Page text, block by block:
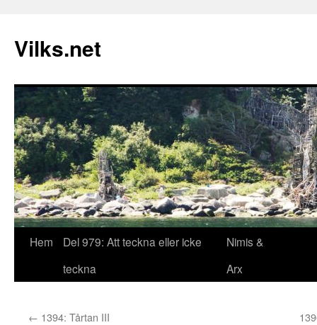
Vilks.net
Hoppa
Hem
Del 979: Att teckna eller icke
teckna
Nimis &
Arx
← 1394: Tårtan III